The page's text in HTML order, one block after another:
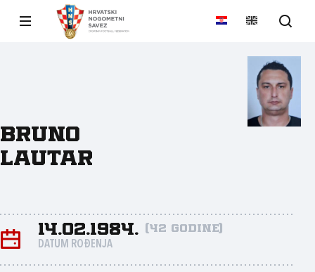
Bruno
Lautar
14.02.1984. (42 godine)
DATUM ROĐENJA